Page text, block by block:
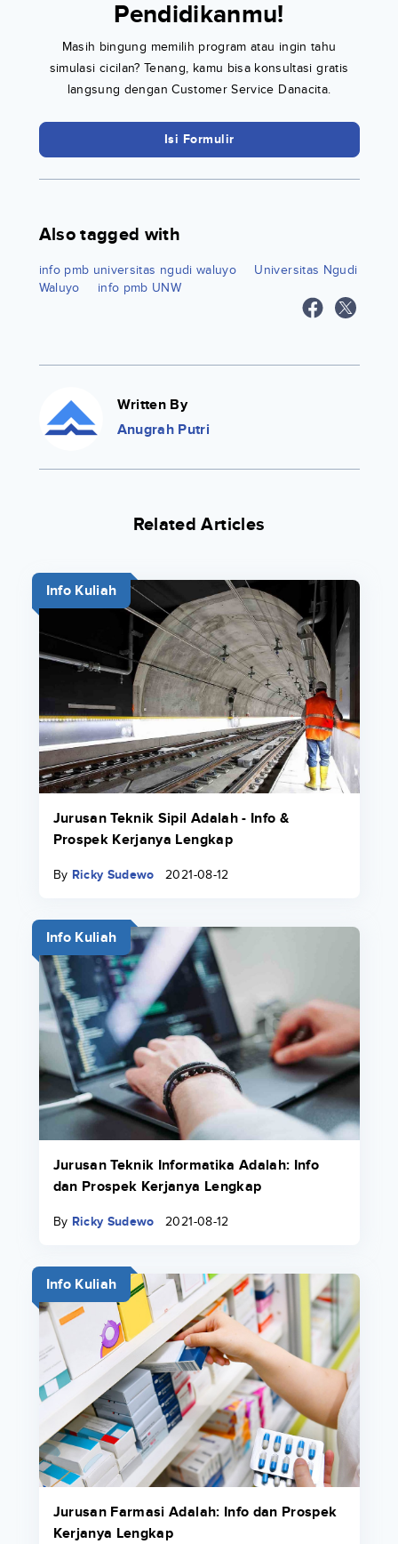
Pendidikanmu!
Masih bingung memilih program atau ingin tahu
simulasi cicilan? Tenang, kamu bisa konsultasi gratis
langsung dengan Customer Service Danacita.
Isi Formulir
Also tagged with
info pmb universitas ngudi waluyo
Universitas Ngudi
Waluyo
info pmb UNW
Written By
Anugrah Putri
Related Articles
Info Kuliah
Jurusan Teknik Sipil Adalah - Info &
Prospek Kerjanya Lengkap
By Ricky Sudewo 2021-08-12
Info Kuliah
Jurusan Teknik Informatika Adalah: Info
dan Prospek Kerjanya Lengkap
By Ricky Sudewo 2021-08-12
Info Kuliah
Jurusan Farmasi Adalah: Info dan Prospek
Kerjanya Lengkap